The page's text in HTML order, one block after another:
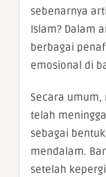
sebenarnya
Islam? Dalam
berbagai
emosional di
Secara umum,
telah
sebagai
mendalam.
setelah